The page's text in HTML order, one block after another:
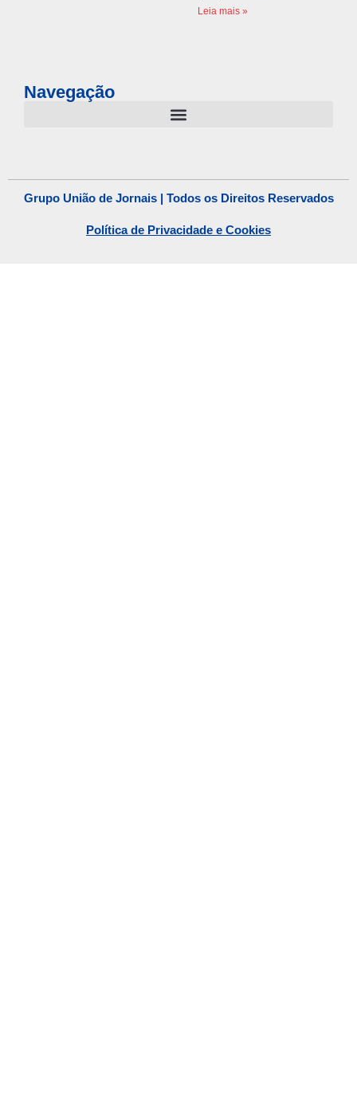
Leia mais »
Navegação
Grupo União de Jornais | Todos os Direitos Reservados
Política de Privacidade e Cookies